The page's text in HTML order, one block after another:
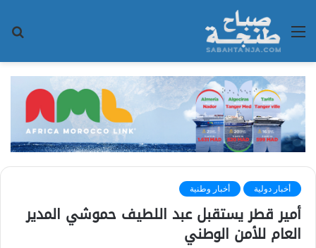
القائمة
أخبار دولية أخبار وطنية
أمير قطر يستقبل عبد اللطيف حموشي المدير
العام للأمن الوطني